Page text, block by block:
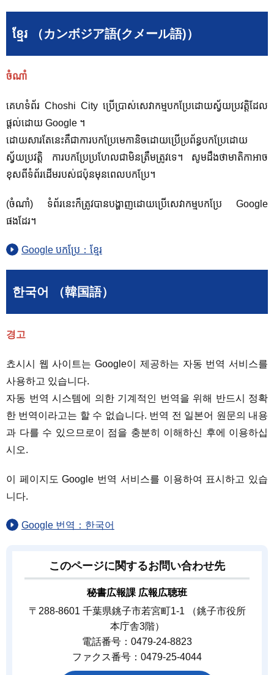
ខ្មែរ （カンボジア語(クメール語)）
ចំណាំ
គេហទំព័រ Choshi City ប្រើប្រាស់សេវាកម្មបកប្រែដោយស្វ័យប្រវត្តិដែល
ផ្តល់ដោយ Google ។
ដោយសារតែនេះគឺជាការបកប្រែមេកានិចដោយប្រើប្រព័ន្ធបកប្រែដោយ
ស្វ័យប្រវត្តិ ការបកប្រែប្រហែលជាមិនត្រឹមត្រូវទេ។ សូម​ដឹង​ថា​មាតិកា​អាច​
ខុស​ពី​ទំព័រ​ដើម​របស់​ជប៉ុន​មុន​ពេល​បក​ប្រែ។
(ចំណាំ) ទំព័រនេះក៏ត្រូវបានបង្ហាញដោយប្រើសេវាកម្មបកប្រែ Google
ផងដែរ។
Google បកប្រែ：ខ្មែរ
한국어 （韓国語）
경고
쵸시시 웹 사이트는 Google이 제공하는 자동 번역 서비스를
사용하고 있습니다.
자동 번역 시스템에 의한 기계적인 번역을 위해 반드시 정확
한 번역이라고는 할 수 없습니다. 번역 전 일본어 원문의 내용
과 다를 수 있으므로이 점을 충분히 이해하신 후에 이용하십
시오.
이 페이지도 Google 번역 서비스를 이용하여 표시하고 있습
니다.
Google 번역：한국어
このページに関するお問い合わせ先
秘書広報課 広報広聴班
〒288-8601 千葉県銚子市若宮町1-1 （銚子市役所
本庁舎3階）
電話番号：0479-24-8823
ファクス番号：0479-25-4044